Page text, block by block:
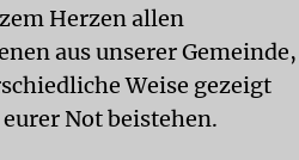
Herzen allen
aus unserer Gemeinde,
Weise gezeigt
Not beistehen.